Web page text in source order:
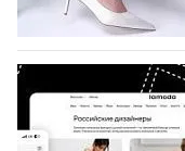
коллекции
07.08.2026 621
BALLINA
Shoes